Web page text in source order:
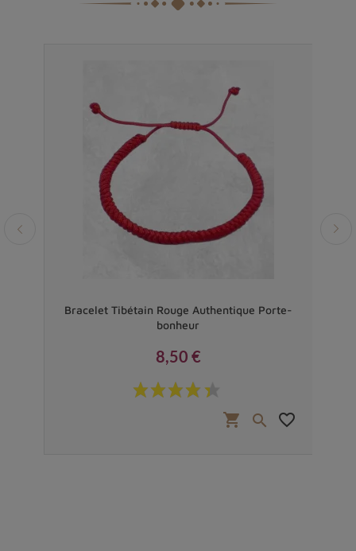
Bracelet Tibétain Rouge Authentique Porte-
bonheur
Prix
8,50 €
shopping_cart  favorite_border